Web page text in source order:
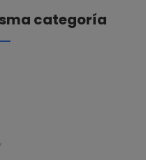
categoría